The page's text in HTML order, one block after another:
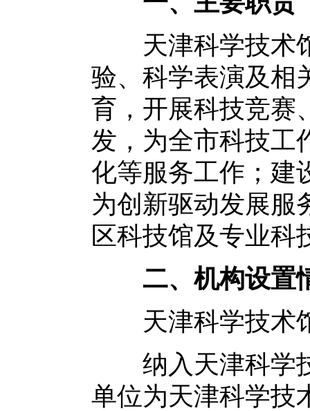
天津科学技术馆
验、科学表演及相
育，开展科技竞赛
发，为全市科技工
化等服务工作；建
为创新驱动发展服
区科技馆及专业科
二、机构设置
天津科学技术馆
纳入天津科学技
单位为天津科学技